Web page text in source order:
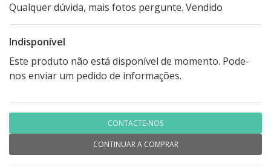
Qualquer dúvida, mais fotos pergunte. Vendido
Indisponível
Este produto não está disponível de momento. Pode-
nos enviar um pedido de informações.
CONTACTE-NOS
CONTINUAR A COMPRAR